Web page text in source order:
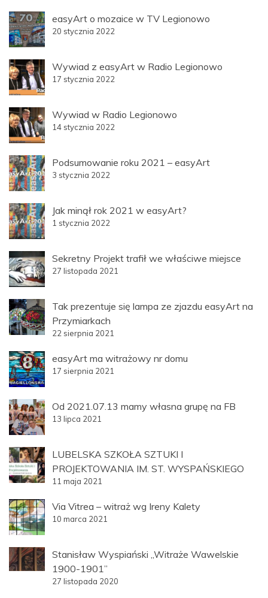
easyArt o mozaice w TV Legionowo
20 stycznia 2022
Wywiad z easyArt w Radio Legionowo
17 stycznia 2022
Wywiad w Radio Legionowo
14 stycznia 2022
Podsumowanie roku 2021 – easyArt
3 stycznia 2022
Jak minął rok 2021 w easyArt?
1 stycznia 2022
Sekretny Projekt trafił we właściwe miejsce
27 listopada 2021
Tak prezentuje się lampa ze zjazdu easyArt na
Przymiarkach
22 sierpnia 2021
easyArt ma witrażowy nr domu
17 sierpnia 2021
Od 2021.07.13 mamy własna grupę na FB
13 lipca 2021
LUBELSKA SZKOŁA SZTUKI I
PROJEKTOWANIA IM. ST. WYSPAŃSKIEGO
11 maja 2021
Via Vitrea – witraż wg Ireny Kalety
10 marca 2021
Stanisław Wyspiański „Witraże Wawelskie
1900-1901”
27 listopada 2020